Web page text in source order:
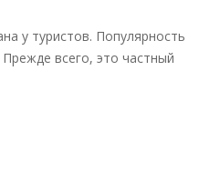
у туристов. Популярность
всего, это частный